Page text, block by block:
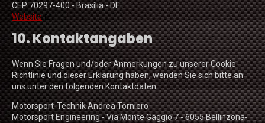
CEP 70297-400 - Brasília - DF.
Website
10. Kontaktangaben
Wenn Sie Fragen und/oder Anmerkungen zu unserer Cookie-
Richtlinie und dieser Erklärung haben, wenden Sie sich bitte an
uns unter den folgenden Kontaktdaten:
Motorsport-Technik Andrea Torniero
Motorsport Engineering - Via Monte Gaggio 7 - 6055 Bellinzona-